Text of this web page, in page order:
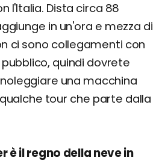
l'Italia. Dista circa 88
in un'ora e mezza di
ci sono collegamenti con
quindi dovrete
una macchina
tour che parte dalla
è il regno della neve in